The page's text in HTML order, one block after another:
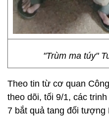
"Trùm ma túy"
Theo tin từ cơ quan
theo dõi, tối 9/1, các
7 bắt quả tang đối tượng